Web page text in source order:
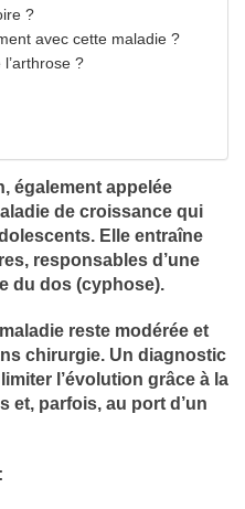
?
avec cette maladie ?
?
également appelée
de croissance qui
Elle entraîne
responsables d’une
du dos (cyphose).
reste modérée et
chirurgie. Un diagnostic
l’évolution grâce à la
et, parfois, au port d’un